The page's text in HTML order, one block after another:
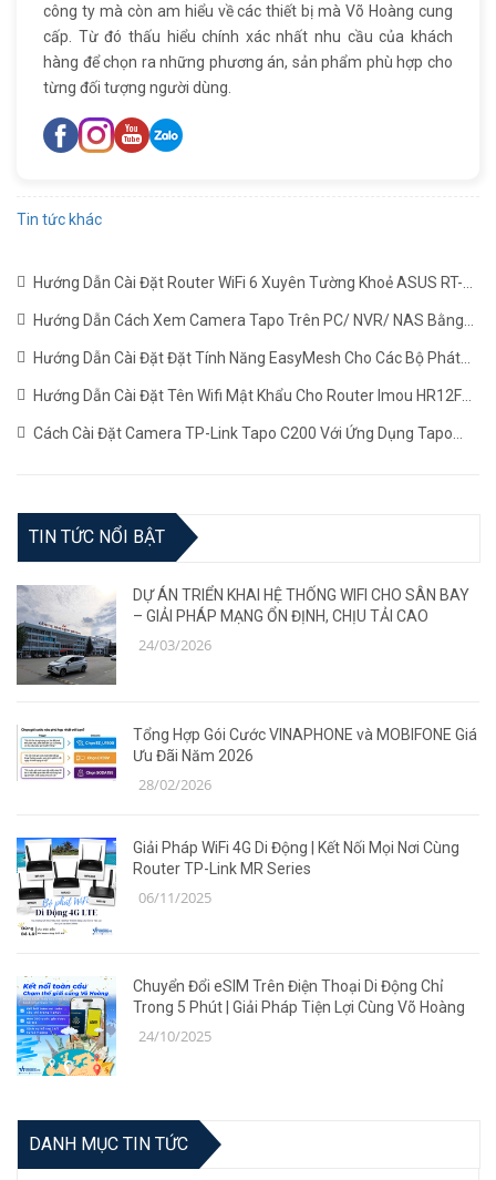
công ty mà còn am hiểu về các thiết bị mà Võ Hoàng cung
cấp. Từ đó thấu hiểu chính xác nhất nhu cầu của khách
hàng để chọn ra những phương án, sản phẩm phù hợp cho
từng đối tượng người dùng.
Tin tức khác
Hướng Dẫn Cài Đặt Router WiFi 6 Xuyên Tường Khoẻ ASUS RT-
AX1800HP Mới Nhất
Hướng Dẫn Cách Xem Camera Tapo Trên PC/ NVR/ NAS Bằng
Giao Thức RTSP
Hướng Dẫn Cài Đặt Đặt Tính Năng EasyMesh Cho Các Bộ Phát
WiFi TP-LINK
Hướng Dẫn Cài Đặt Tên Wifi Mật Khẩu Cho Router Imou HR12F
Cách Cài Đặt Camera TP-Link Tapo C200 Với Ứng Dụng Tapo
TIN TỨC NỔI BẬT
DỰ ÁN TRIỂN KHAI HỆ THỐNG WIFI CHO SÂN BAY
– GIẢI PHÁP MẠNG ỔN ĐỊNH, CHỊU TẢI CAO
24/03/2026
Tổng Hợp Gói Cước VINAPHONE và MOBIFONE Giá
Ưu Đãi Năm 2026
28/02/2026
Giải Pháp WiFi 4G Di Động | Kết Nối Mọi Nơi Cùng
Router TP-Link MR Series
06/11/2025
Chuyển Đổi eSIM Trên Điện Thoại Di Động Chỉ
Trong 5 Phút | Giải Pháp Tiện Lợi Cùng Võ Hoàng
24/10/2025
DANH MỤC TIN TỨC